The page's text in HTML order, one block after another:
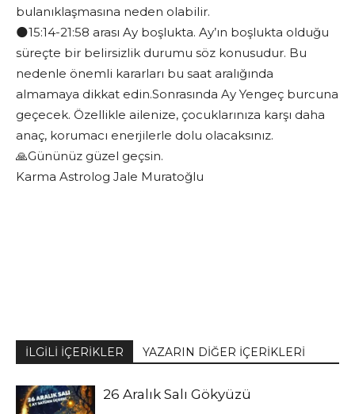
bulanıklaşmasına neden olabilir.
🌑15:14-21:58 arası Ay boşlukta. Ay’ın boşlukta olduğu
süreçte bir belirsizlik durumu söz konusudur. Bu
nedenle önemli kararları bu saat aralığında
almamaya dikkat edin.Sonrasında Ay Yengeç burcuna
geçecek. Özellikle ailenize, çocuklarınıza karşı daha
anaç, korumacı enerjilerle dolu olacaksınız.
🙏Gününüz güzel geçsin.
Karma Astrolog Jale Muratoğlu
İLGİLİ İÇERİKLER YAZARIN DİĞER İÇERİKLERİ
26 Aralık Salı Gökyüzü